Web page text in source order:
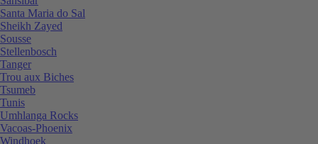
Santa Maria do Sal
Sheikh Zayed
Sousse
Stellenbosch
Tanger
Trou aux Biches
Tsumeb
Tunis
Umhlanga Rocks
Vacoas-Phoenix
Windhoek